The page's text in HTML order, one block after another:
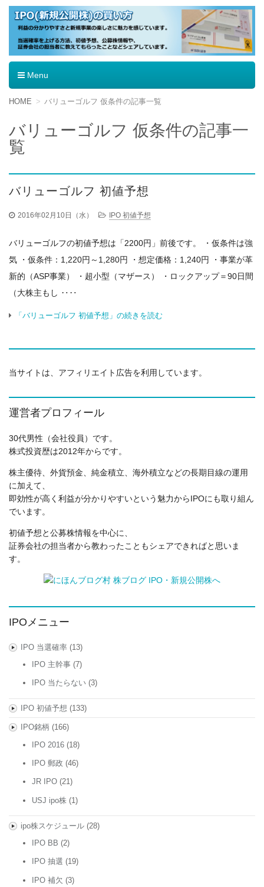
IPO（新規公開株）の買い方
Menu
コ
テ
ン
ツ
へ
HOME バリューゴルフ 仮条件の記事一覧
バリューゴルフ 仮条件の記事一
覧
バリューゴルフ 初値予想
2016年02月10日（水） IPO 初値予想
バリューゴルフの初値予想は「2200円」前後です。 ・仮条件は強
気 ・仮条件：1,220円～1,280円 ・想定価格：1,240円 ・事業が革
新的（ASP事業） ・超小型（マザース） ・ロックアップ＝90日間
（大株主もし ‥‥
「バリューゴルフ 初値予想」の続きを読む
当サイトは、アフィリエイト広告を利用しています。
運営者プロフィール
30代男性（会社役員）です。
株式投資歴は2012年からです。
株主優待、外貨預金、純金積立、海外積立などの長期目線の運用
に加えて、
即効性が高く利益が分かりやすいという魅力からIPOにも取り組ん
でいます。
初値予想と公募株情報を中心に、
証券会社の担当者から教わったこともシェアできればと思いま
す。
IPOメニュー
IPO 当選確率(13)
IPO 主幹事 (7)
IPO 当たらない (3)
IPO 初値予想 (133)
IPO銘柄 (166)
IPO 2016 (18)
IPO 郵政 (46)
JR IPO (21)
USJ ipo株 (1)
ipo株スケジュール(28)
IPO BB (2)
IPO 抽選 (19)
IPO 補欠 (3)